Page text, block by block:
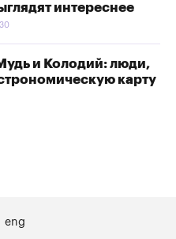
интереснее
и Колодий: люди,
карту
eng